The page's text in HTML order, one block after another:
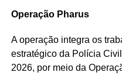
Operação Pharus
A operação integra os
estratégico da Polícia
2026, por meio da